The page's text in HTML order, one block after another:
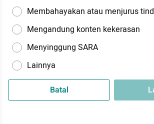
Membahayakan atau menjurus
Mengandung konten kekerasan
Menyinggung SARA
Lainnya
Batal